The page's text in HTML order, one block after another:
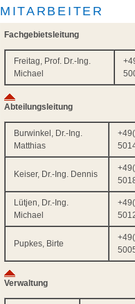
MITARBEITER
Fachgebietsleitung
Freitag, Prof. Dr.-Ing.
Michael
Abteilungsleitung
Burwinkel, Dr.-Ing.
Matthias
Keiser, Dr.-Ing. Dennis
Lütjen, Dr.-Ing.
Michael
Pupkes, Birte
Verwaltung